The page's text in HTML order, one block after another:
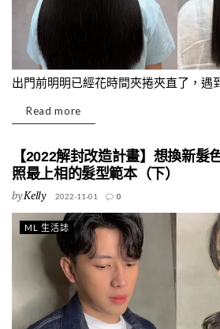
出門前明明已經花時間夾捲夾直了，遇
Read more
【2022解封改造計畫】想換新髮
照最上相的髮型範本（下）
byKelly 2022-11-01 0
ML 生活誌